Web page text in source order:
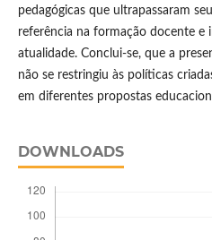
pedagógicas que ultrapassaram
referência na formação docente e
atualidade. Conclui-se, que a
não se restringiu às políticas
em diferentes propostas
DOWNLOADS